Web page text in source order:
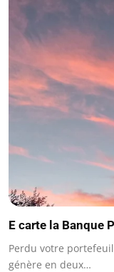
E carte la Banque
Perdu votre
génère en deux…